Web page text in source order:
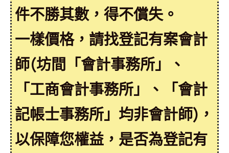
件不勝其數，得不償失。
一樣價格，請找登記有案會計
師(坊間「會計事務所」、
「工商會計事務所」、「會計
記帳士事務所」均非會計師)，
以保障您權益，是否為登記有